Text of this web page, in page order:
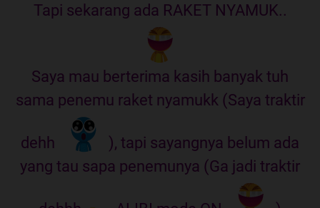
Tapi sekarang ada RAKET NYAMUK..
Saya mau berterima kasih banyak tuh
sama penemu raket nyamukk (Saya traktir
dehh
), tapi sayangnya belum ada
yang tau sapa penemunya (Ga jadi traktir